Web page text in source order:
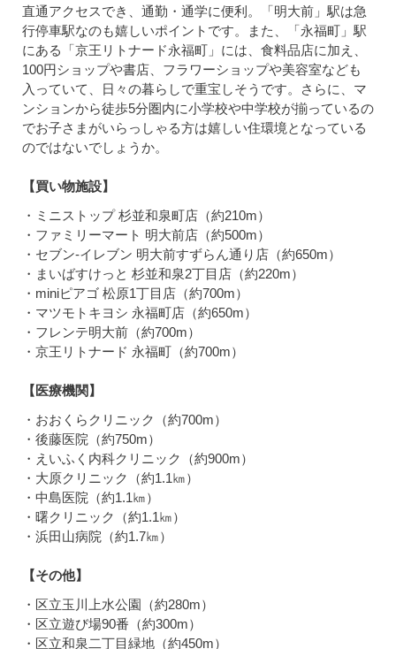
直通アクセスでき、通勤・通学に便利。「明大前」駅は急
行停車駅なのも嬉しいポイントです。また、「永福町」駅
にある「京王リトナード永福町」には、食料品店に加え、
100円ショップや書店、フラワーショップや美容室なども
入っていて、日々の暮らしで重宝しそうです。さらに、マ
ンションから徒歩5分圏内に小学校や中学校が揃っているの
でお子さまがいらっしゃる方は嬉しい住環境となっている
のではないでしょうか。
【買い物施設】
・ミニストップ 杉並和泉町店（約210m）
・ファミリーマート 明大前店（約500m）
・セブン-イレブン 明大前すずらん通り店（約650m）
・まいばすけっと 杉並和泉2丁目店（約220m）
・miniピアゴ 松原1丁目店（約700m）
・マツモトキヨシ 永福町店（約650m）
・フレンテ明大前（約700m）
・京王リトナード 永福町（約700m）
【医療機関】
・おおくらクリニック（約700m）
・後藤医院（約750m）
・えいふく内科クリニック（約900m）
・大原クリニック（約1.1㎞）
・中島医院（約1.1㎞）
・曙クリニック（約1.1㎞）
・浜田山病院（約1.7㎞）
【その他】
・区立玉川上水公園（約280m）
・区立遊び場90番（約300m）
・区立和泉二丁目緑地（約450m）